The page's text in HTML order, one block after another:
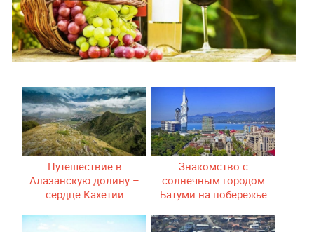
Путешествие в
Алазанскую долину –
сердце Кахетии
Знакомство с
солнечным городом
Батуми на побережье